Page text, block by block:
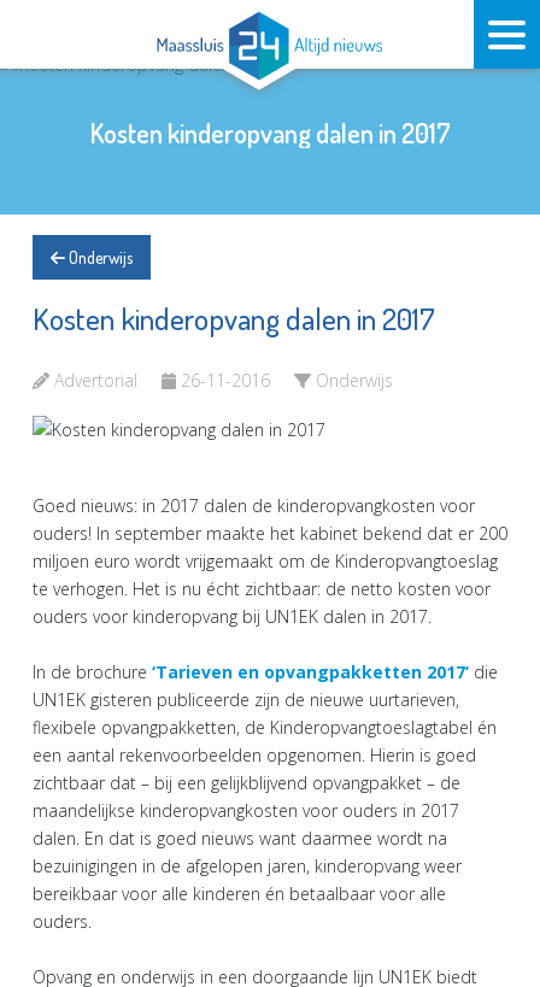
Kosten kinderopvang dalen in 2017
Onderwijs
Kosten kinderopvang dalen in 2017
Advertorial 26-11-2016 Onderwijs
Goed nieuws: in 2017 dalen de kinderopvangkosten voor
ouders! In september maakte het kabinet bekend dat er 200
miljoen euro wordt vrijgemaakt om de Kinderopvangtoeslag
te verhogen. Het is nu écht zichtbaar: de netto kosten voor
ouders voor kinderopvang bij UN1EK dalen in 2017.
In de brochure ‘Tarieven en opvangpakketten 2017’ die
UN1EK gisteren publiceerde zijn de nieuwe uurtarieven,
flexibele opvangpakketten, de Kinderopvangtoeslagtabel én
een aantal rekenvoorbeelden opgenomen. Hierin is goed
zichtbaar dat – bij een gelijkblijvend opvangpakket – de
maandelijkse kinderopvangkosten voor ouders in 2017
dalen. En dat is goed nieuws want daarmee wordt na
bezuinigingen in de afgelopen jaren, kinderopvang weer
bereikbaar voor alle kinderen én betaalbaar voor alle
ouders.
Opvang en onderwijs in een doorgaande lijn UN1EK biedt